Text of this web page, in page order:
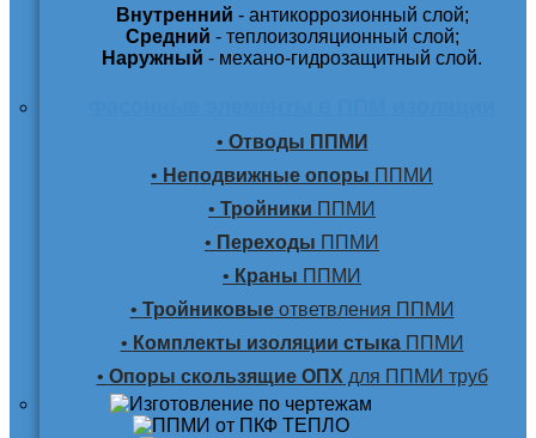
Внутренний - антикоррозионный слой;
Средний - теплоизоляционный слой;
Наружный - механо-гидрозащитный слой.
• Отводы ППМИ
• Неподвижные опоры ППМИ
• Тройники ППМИ
• Переходы ППМИ
• Краны ППМИ
• Тройниковыеответвления ППМИ
• Комплекты изоляции стыкаППМИ
• Опоры скользящие ОПХ для ППМИ труб